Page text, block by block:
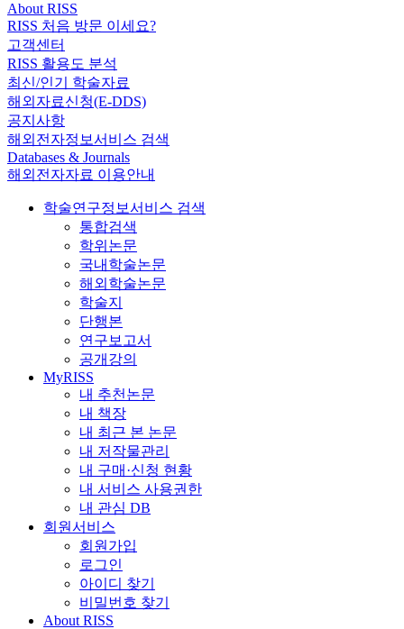
About RISS
RISS 처음 방문 이세요?
고객센터
RISS 활용도 분석
최신/인기 학술자료
해외자료신청(E-DDS)
공지사항
해외전자정보서비스 검색
Databases & Journals
해외전자자료 이용안내
학술연구정보서비스 검색
통합검색
학위논문
국내학술논문
해외학술논문
학술지
단행본
연구보고서
공개강의
MyRISS
내 추천논문
내 책장
내 최근 본 논문
내 저작물관리
내 구매·신청 현황
내 서비스 사용권한
내 관심 DB
회원서비스
회원가입
로그인
아이디 찾기
비밀번호 찾기
About RISS